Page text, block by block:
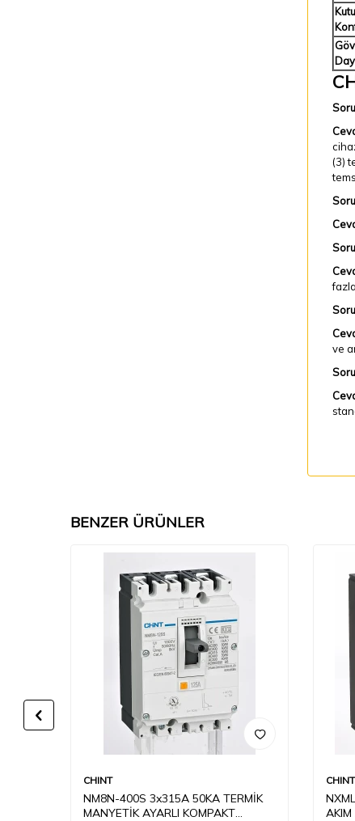
(3)
ve
BENZER ÜRÜNLER
CHINT
NM8N-400S 3x315A 50KA TERMİK
MANYETİK AYARLI KOMPAKT
CHINT